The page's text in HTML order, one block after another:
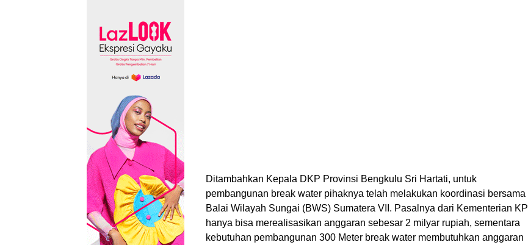
Ditambahkan Kepala DKP Provinsi Bengkulu Sri Hartati, untuk
pembangunan break water pihaknya telah melakukan koordinasi bersama
Balai Wilayah Sungai (BWS) Sumatera VII. Pasalnya dari Kementerian KP
hanya bisa merealisasikan anggaran sebesar 2 milyar rupiah, sementara
kebutuhan pembangunan 300 Meter break water membutuhkan anggaran